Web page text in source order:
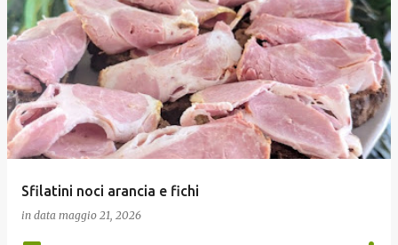
P
o
s
t
Sfilatini noci arancia e fichi
in data maggio 21, 2026